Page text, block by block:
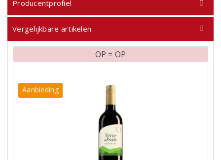
Producentprofiel
Vergelijkbare artikelen
OP = OP
Aanbieding